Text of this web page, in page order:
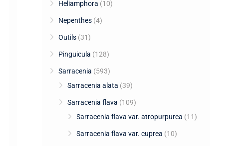
Heliamphora (10)
Nepenthes (4)
Outils (31)
Pinguicula (128)
Sarracenia (593)
Sarracenia alata (39)
Sarracenia flava (109)
Sarracenia flava var. atropurpurea (11)
Sarracenia flava var. cuprea (10)